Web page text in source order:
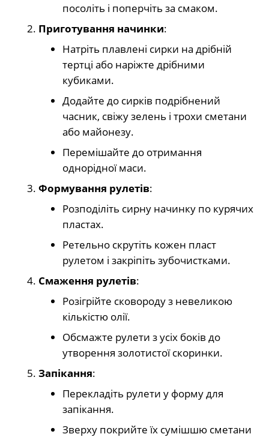
посоліть і поперчіть за смаком.
Приготування начинки:
Натріть плавлені сирки на дрібній
тертці або наріжте дрібними
кубиками.
Додайте до сирків подрібнений
часник, свіжу зелень і трохи сметани
або майонезу.
Перемішайте до отримання
однорідної маси.
Формування рулетів:
Розподіліть сирну начинку по курячих
пластах.
Ретельно скрутіть кожен пласт
рулетом і закріпіть зубочистками.
Смаження рулетів:
Розігрійте сковороду з невеликою
кількістю олії.
Обсмажте рулети з усіх боків до
утворення золотистої скоринки.
Запікання:
Перекладіть рулети у форму для
запікання.
Зверху покрийте їх сумішшю сметани